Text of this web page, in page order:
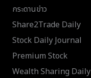
กระดานข่าว
Share2Trade Daily
Stock Daily Journal
Premium Stock
Wealth Sharing Daily